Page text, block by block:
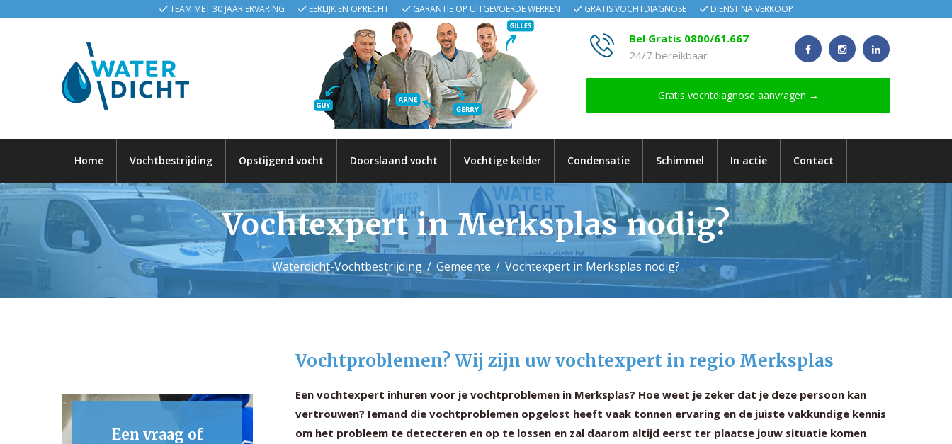
TEAM MET 30 JAAR ERVARING EERLIJK EN OPRECHT GARANTIE OP UITGEVOERDE WERKEN GRATIS VOCHTDIAGNOSE DIENST NA VERKOOP
Bel Gratis 0800/61.667
24/7 bereikbaar
Gratis vochtdiagnose aanvragen →
Home Vochtbestrijding Opstijgend vocht Doorslaand vocht Vochtige kelder Condensatie Schimmel In actie Contact
Vochtexpert in Merksplas nodig?
Waterdicht-Vochtbestrijding Gemeente Vochtexpert in Merksplas nodig?
Een vraag of
Vochtproblemen? Wij zijn uw vochtexpert in regio Merksplas
Een vochtexpert inhuren voor je vochtproblemen in Merksplas? Hoe weet je zeker dat je deze persoon kan
vertrouwen? Iemand die vochtproblemen opgelost heeft vaak tonnen ervaring en de juiste vakkundige kennis
om het probleem te detecteren en op te lossen en zal daarom altijd eerst ter plaatse jouw situatie komen